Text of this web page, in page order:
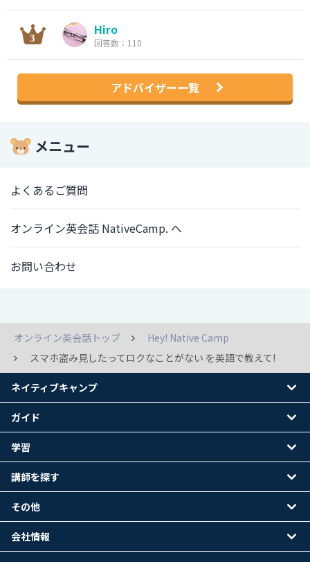
Hiro
回答数：110
アドバイザー一覧
メニュー
よくあるご質問
オンライン英会話 NativeCamp. へ
お問い合わせ
オンライン英会話トップ
Hey! Native Camp
スマホ盗み見したってロクなことがない を英語で教えて!
ネイティブキャンプ
ガイド
学習
講師を探す
その他
会社情報